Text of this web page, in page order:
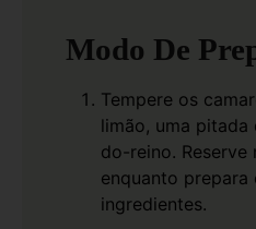
Modo De
Tempere os
limão, uma pitada
do-reino. Reserve
enquanto prepara
ingredientes.